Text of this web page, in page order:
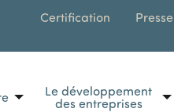
Le développement
des entreprises
Certification Presse